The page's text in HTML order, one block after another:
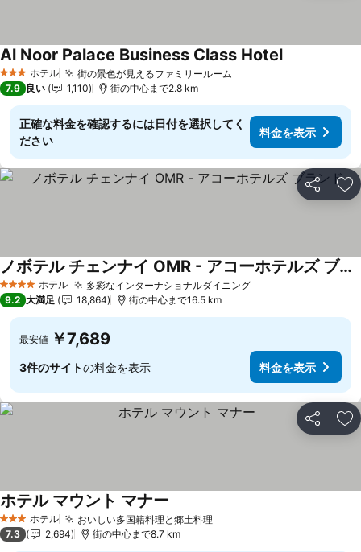
3 ホテルのランク
ホテル 街の景色が見えるファミリールーム
Al Noor Palace Business Class Hotel
7.9 良い 1,110 街の中心まで2.8 km
正確な料金を確認するには日付を選択してく
ださい
料金を表示
シェア お
4 ホテルのランク
ホテル 多彩なインターナショナルダイニング
ノボテル チェンナイ OMR - アコーホテルズ ブランド
9.2 大満足 18,864 街の中心まで16.5 km
最安値 ￥7,689
3件のサイトの料金を表示 料金を表示
シェア お
3 ホテルのランク
ホテル おいしい多国籍料理と郷土料理
ホテル マウント マナー
7.3 2,694 街の中心まで8.7 km